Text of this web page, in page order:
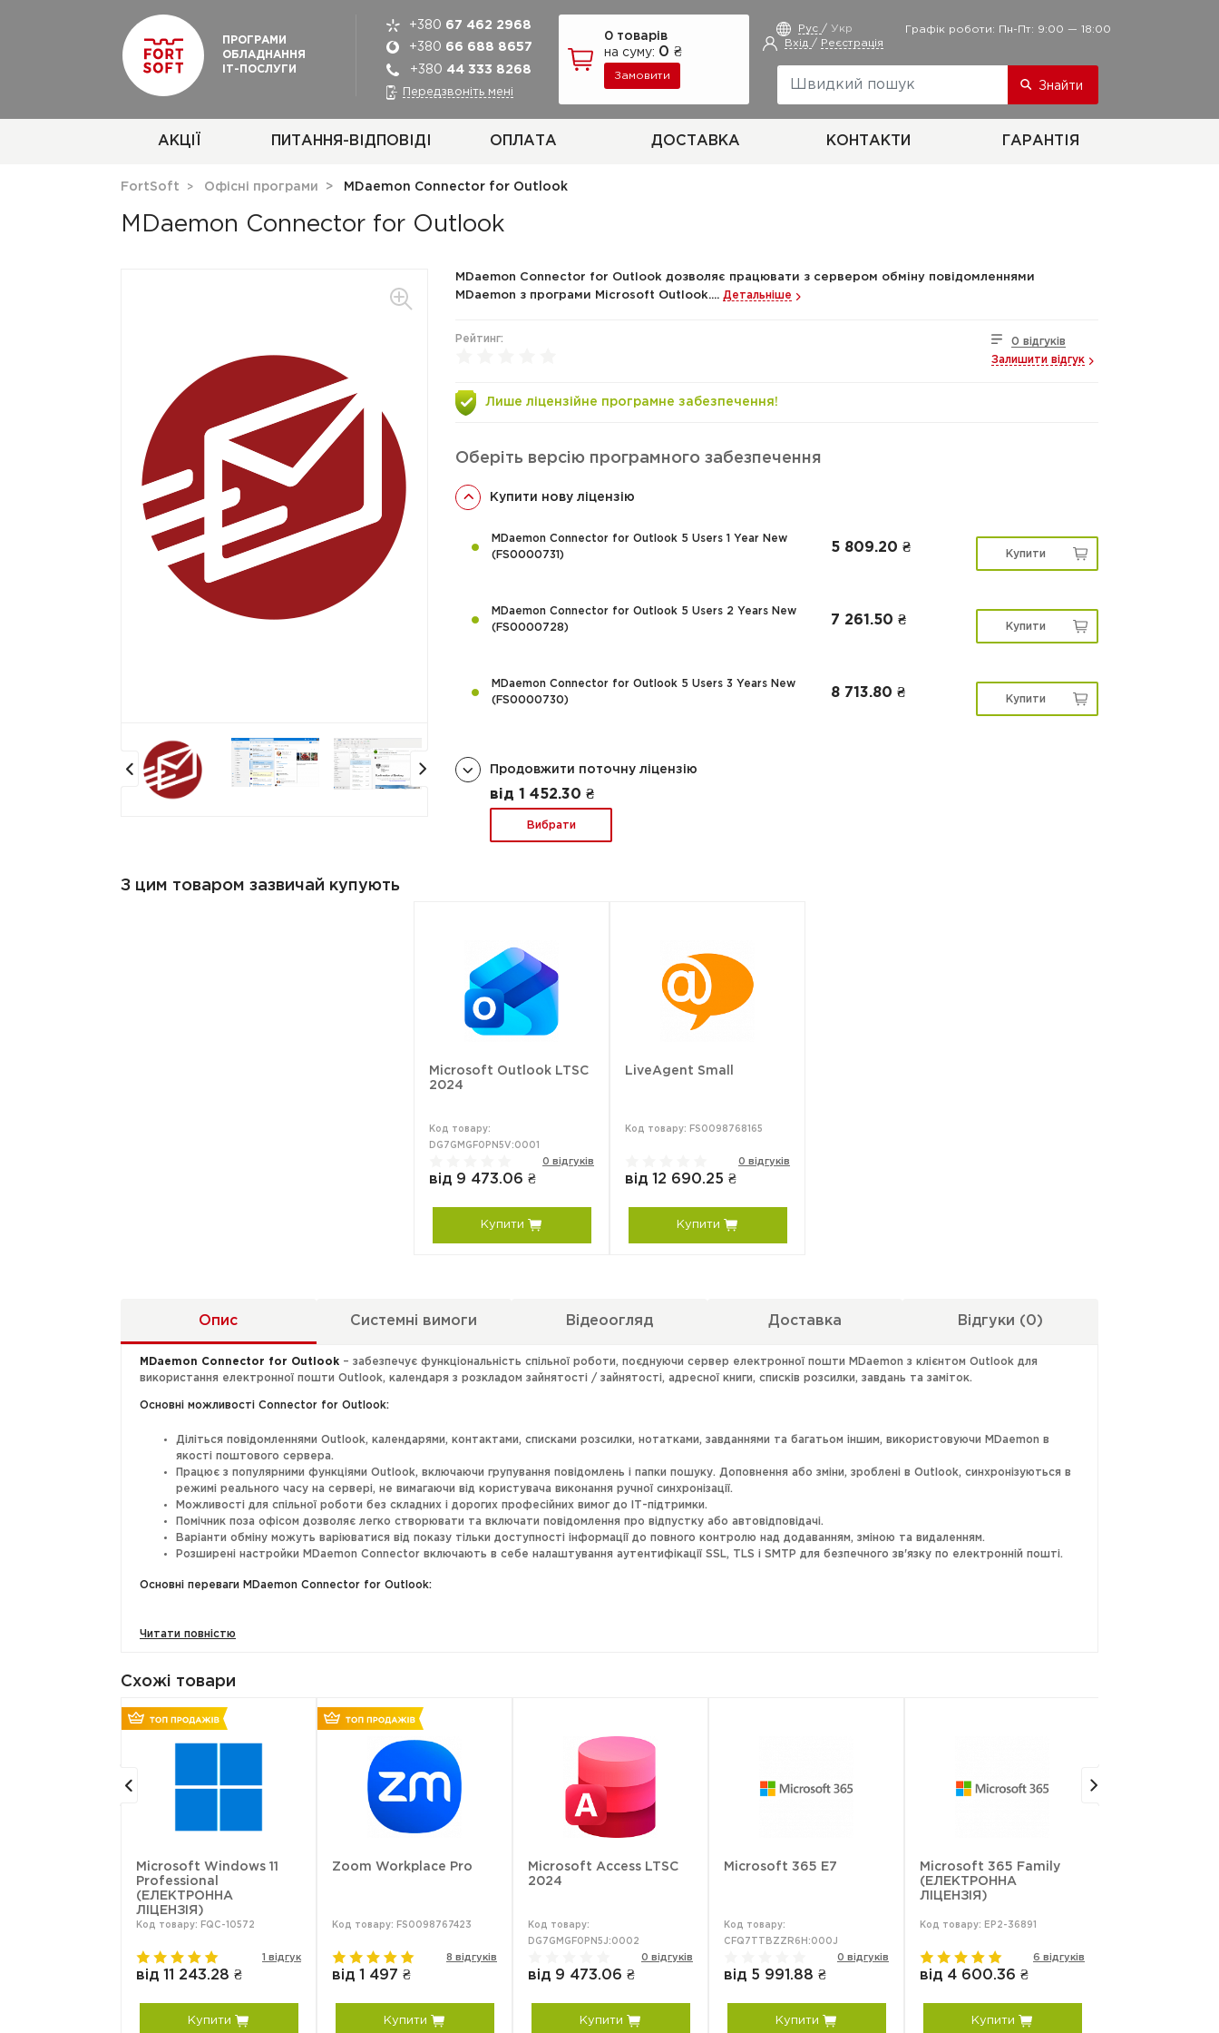
Вхід / Реєстрація
Рус / Укр Графік роботи: Пн-Пт: 9:00 — 18:00
Знайти
0 товарів
на суму: 0 ₴
Замовити
ПРОГРАМИ
ОБЛАДНАННЯ
ІТ-ПОСЛУГИ
АКЦІЇ ПИТАННЯ-ВІДПОВІДІ ОПЛАТА ДОСТАВКА КОНТАКТИ ГАРАНТІЯ
+380 67 462 2968
+380 66 688 8657
+380 44 333 8268
Передзвоніть мені
FortSoft Офісні програми MDaemon Connector for Outlook
MDaemon Connector for Outlook
MDaemon Connector for Outlook дозволяє працювати з сервером обміну повідомленнями
MDaemon з програми Microsoft Outlook....Детальніше
Рейтинг:
0 відгуків
Залишити відгук
Лише ліцензійне програмне забезпечення!
Оберіть версію програмного забезпечення
Купити нову ліцензію
MDaemon Connector for Outlook 5 Users 1 Year New
(FS0000731)
5 809.20 ₴ Купити
MDaemon Connector for Outlook 5 Users 2 Years New
(FS0000728)
7 261.50 ₴ Купити
MDaemon Connector for Outlook 5 Users 3 Years New
(FS0000730)
8 713.80 ₴ Купити
Продовжити поточну ліцензію
від 1 452.30 ₴
Вибрати
З цим товаром зазвичай купують
Microsoft Outlook LTSC
2024
Код товару:
DG7GMGF0PN5V:0001
0 відгуків
від 9 473.06 ₴
Купити
LiveAgent Small
Код товару: FS0098768165
0 відгуків
від 12 690.25 ₴
Купити
Опис Системні вимоги Відеоогляд Доставка Відгуки (0)
MDaemon Connector for Outlook – забезпечує функціональність спільної роботи, поєднуючи сервер електронної пошти MDaemon з клієнтом Outlook для
використання електронної пошти Outlook, календаря з розкладом зайнятості / зайнятості, адресної книги, списків розсилки, завдань та заміток.
Основні можливості Connector for Outlook:
Діліться повідомленнями Outlook, календарями, контактами, списками розсилки, нотатками, завданнями та багатьом іншим, використовуючи MDaemon в
якості поштового сервера.
Працює з популярними функціями Outlook, включаючи групування повідомлень і папки пошуку. Доповнення або зміни, зроблені в Outlook, синхронізуються в
режимі реального часу на сервері, не вимагаючи від користувача виконання ручної синхронізації.
Можливості для спільної роботи без складних і дорогих професійних вимог до ІТ-підтримки.
Помічник поза офісом дозволяє легко створювати та включати повідомлення про відпустку або автовідповідачі.
Варіанти обміну можуть варіюватися від показу тільки доступності інформації до повного контролю над додаванням, зміною та видаленням.
Розширені настройки MDaemon Connector включають в себе налаштування аутентифікації SSL, TLS і SMTP для безпечного зв'язку по електронній пошті.
Основні переваги MDaemon Connector for Outlook:
Простота адміністрування.
Читати повністю
Схожі товари
Microsoft Windows 11
Professional
(ЕЛЕКТРОННА
ЛІЦЕНЗІЯ)
Код товару: FQC-10572
1 відгук
від 11 243.28 ₴
Купити
Zoom Workplace Pro
Код товару: FS0098767423
8 відгуків
від 1 497 ₴
Купити
Microsoft Access LTSC
2024
Код товару:
DG7GMGF0PN5J:0002
0 відгуків
від 9 473.06 ₴
Купити
Microsoft 365 E7
Код товару:
CFQ7TTBZZR6H:000J
0 відгуків
від 5 991.88 ₴
Купити
Microsoft 365 Family
(ЕЛЕКТРОННА
ЛІЦЕНЗІЯ)
Код товару: EP2-36891
6 відгуків
від 4 600.36 ₴
Купити